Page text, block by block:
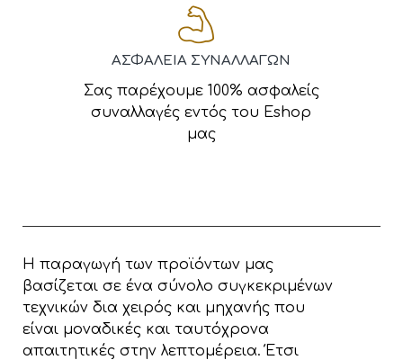
ΑΣΦΑΛΕΙΑ ΣΥΝΑΛΛΑΓΩΝ
Σας παρέχουμε 100% ασφαλείς
συναλλαγές εντός του Eshop
μας
Η παραγωγή των προϊόντων μας
βασίζεται σε ένα σύνολο συγκεκριμένων
τεχνικών δια χειρός και μηχανής που
είναι μοναδικές και ταυτόχρονα
απαιτητικές στην λεπτομέρεια. Έτσι